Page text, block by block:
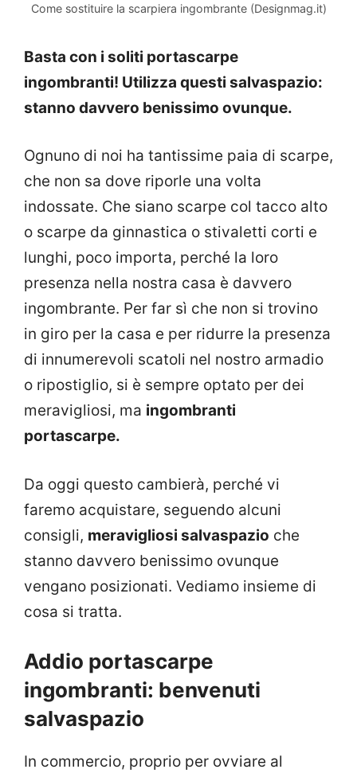
Come sostituire la scarpiera ingombrante (Designmag.it)
Basta con i soliti portascarpe
ingombranti! Utilizza questi salvaspazio:
stanno davvero benissimo ovunque.
Ognuno di noi ha tantissime paia di scarpe,
che non sa dove riporle una volta
indossate. Che siano scarpe col tacco alto
o scarpe da ginnastica o stivaletti corti e
lunghi, poco importa, perché la loro
presenza nella nostra casa è davvero
ingombrante. Per far sì che non si trovino
in giro per la casa e per ridurre la presenza
di innumerevoli scatoli nel nostro armadio
o ripostiglio, si è sempre optato per dei
meravigliosi, ma ingombranti
portascarpe.
Da oggi questo cambierà, perché vi
faremo acquistare, seguendo alcuni
consigli, meravigliosi salvaspazio che
stanno davvero benissimo ovunque
vengano posizionati. Vediamo insieme di
cosa si tratta.
Addio portascarpe
ingombranti: benvenuti
salvaspazio
In commercio, proprio per ovviare al